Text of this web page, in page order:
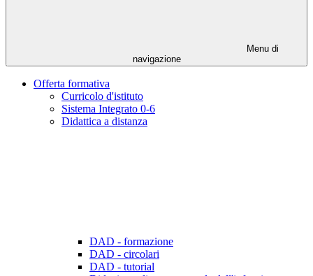
Menu di
navigazione
Offerta formativa
Curricolo d'istituto
Sistema Integrato 0-6
Didattica a distanza
DAD - formazione
DAD - circolari
DAD - tutorial